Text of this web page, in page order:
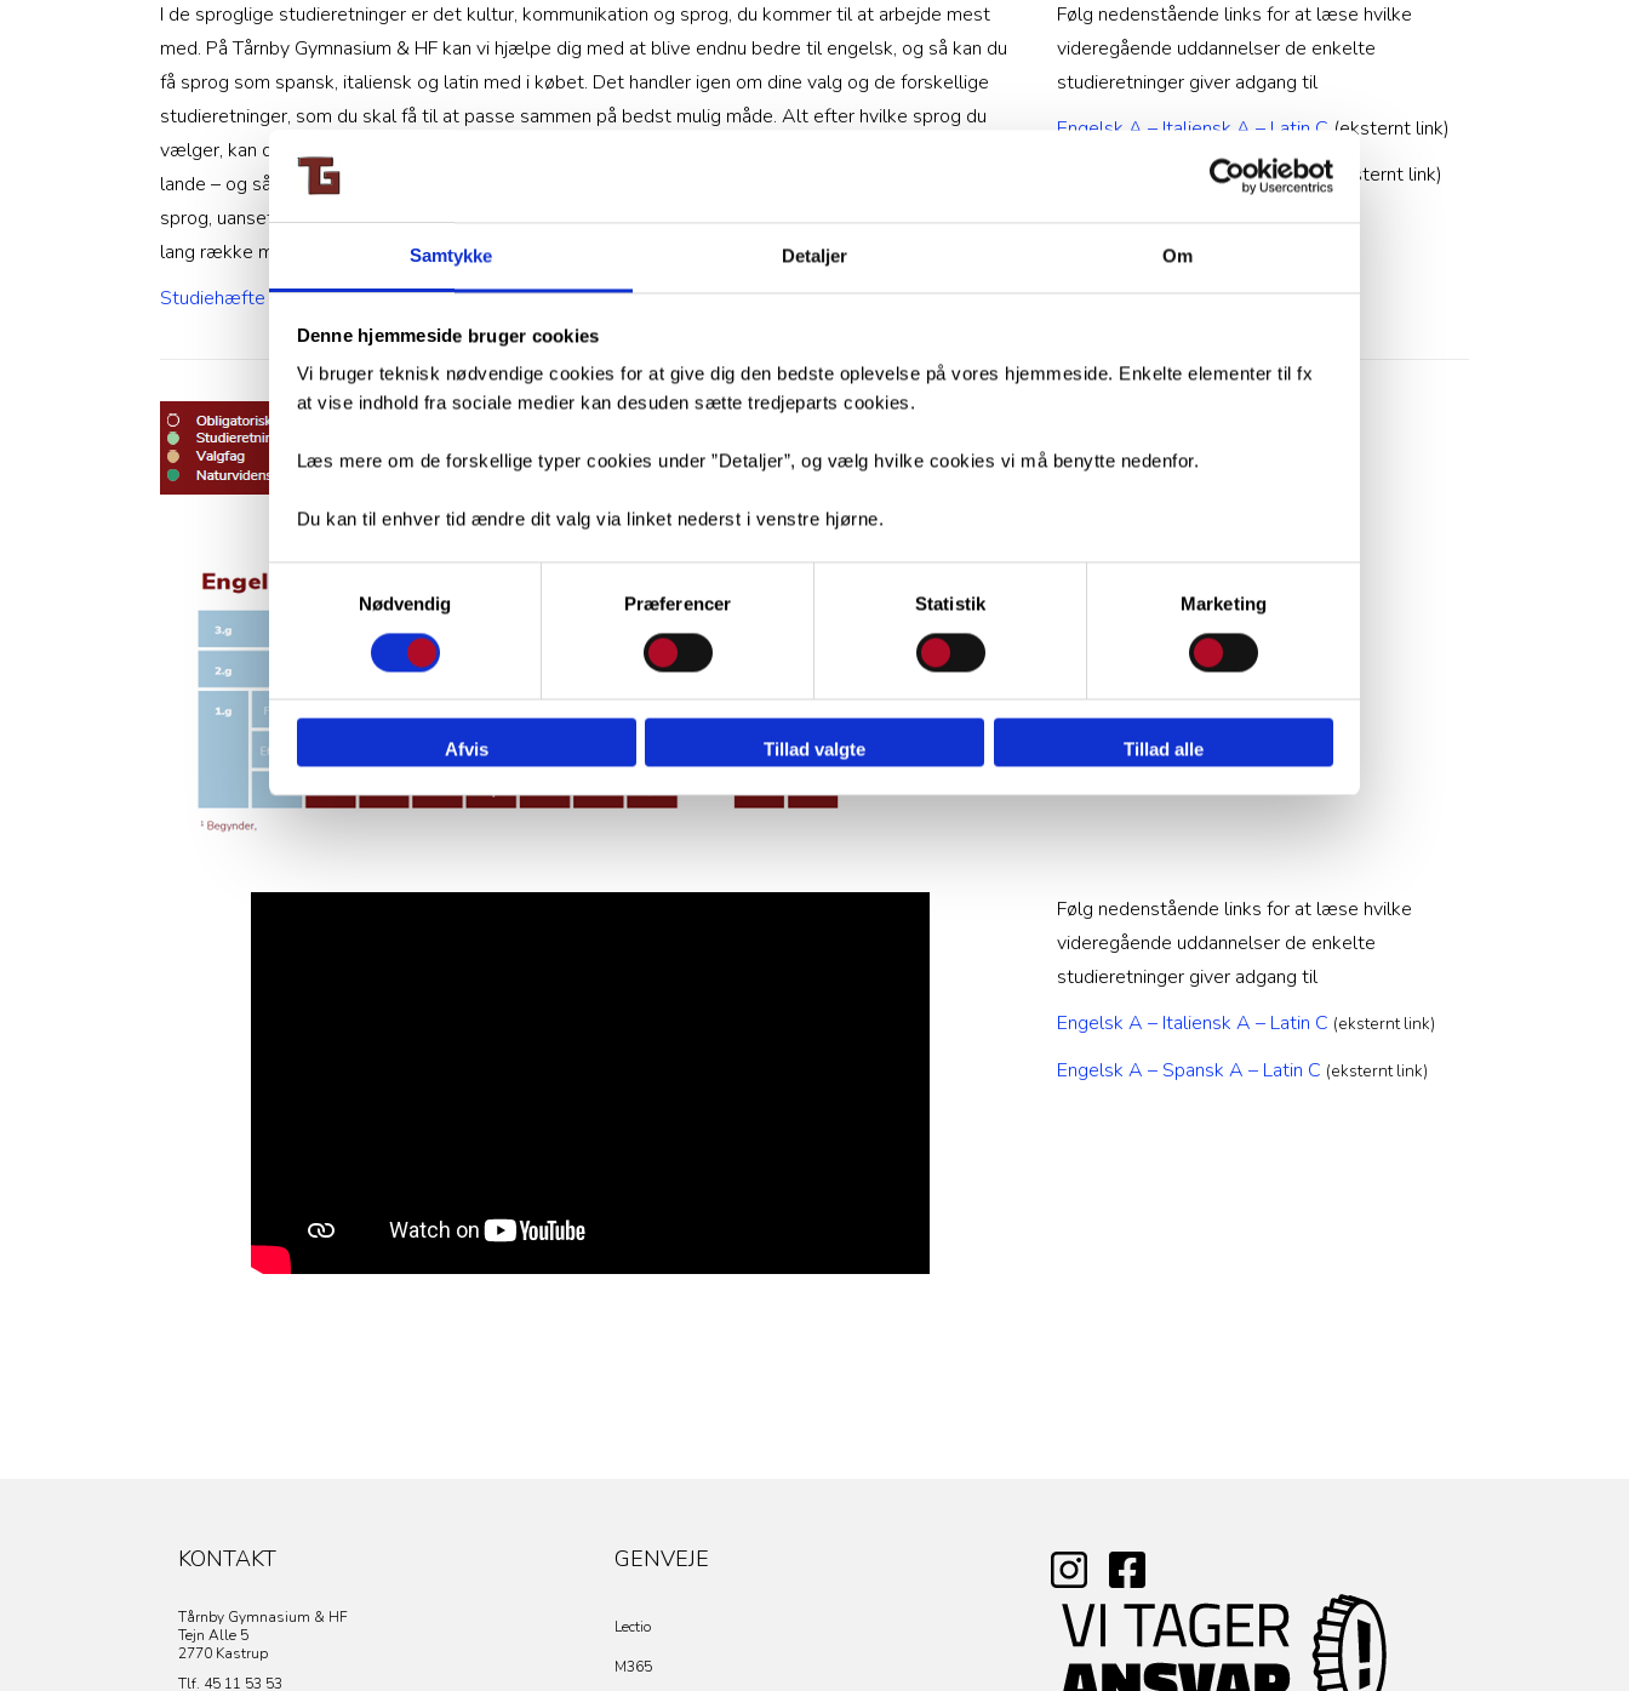
Samtykke Detaljer Om
Denne hjemmeside bruger cookies
Vi bruger teknisk nødvendige cookies for at give dig den bedste oplevelse på vores hjemmeside. Enkelte elementer til fx
at vise indhold fra sociale medier kan desuden sætte tredjeparts cookies.
Læs mere om de forskellige typer cookies under ”Detaljer”, og vælg hvilke cookies vi må benytte nedenfor.
Du kan til enhver tid ændre dit valg via linket nederst i venstre hjørne.
Nødvendig
Præferencer Statistik Marketing
Afvis Tillad valgte Tillad alle
I de sproglige studieretninger er det kultur, kommunikation og sprog, du kommer til at arbejde mest
med. På Tårnby Gymnasium & HF kan vi hjælpe dig med at blive endnu bedre til engelsk, og så kan du
få sprog som spansk, italiensk og latin med i købet. Det handler igen om dine valg og de forskellige
studieretninger, som du skal få til at passe sammen på bedst mulig måde. Alt efter hvilke sprog du
vælger, kan du komme til at arbejde med litteratur og samfundsforhold i Italien eller spansktalende
lande – og så selvfølgelig kulturen og livet i de engelsktalende lande. Du får med sikkerhed brug for
sprog, uanset hvilken uddannelse du går efter, men med disse studieretninger åbnes dørene for en
lang række muligheder inden for samfundsvidenskabelige, humanistiske og internationale studier.
Studiehæfte
Følg nedenstående links for at læse hvilke
videregående uddannelser de enkelte
studieretninger giver adgang til
Engelsk A – Italiensk A – Latin C (eksternt link)
Engelsk A – Spansk A – Latin C(eksternt link)
Følg nedenstående links for at læse hvilke
videregående uddannelser de enkelte
studieretninger giver adgang til
Engelsk A – Italiensk A – Latin C (eksternt link)
Engelsk A – Spansk A – Latin C (eksternt link)
KONTAKT
Tårnby Gymnasium & HF
Tejn Alle 5
2770 Kastrup
Tlf. 45 11 53 53
GENVEJE
Lectio
M365